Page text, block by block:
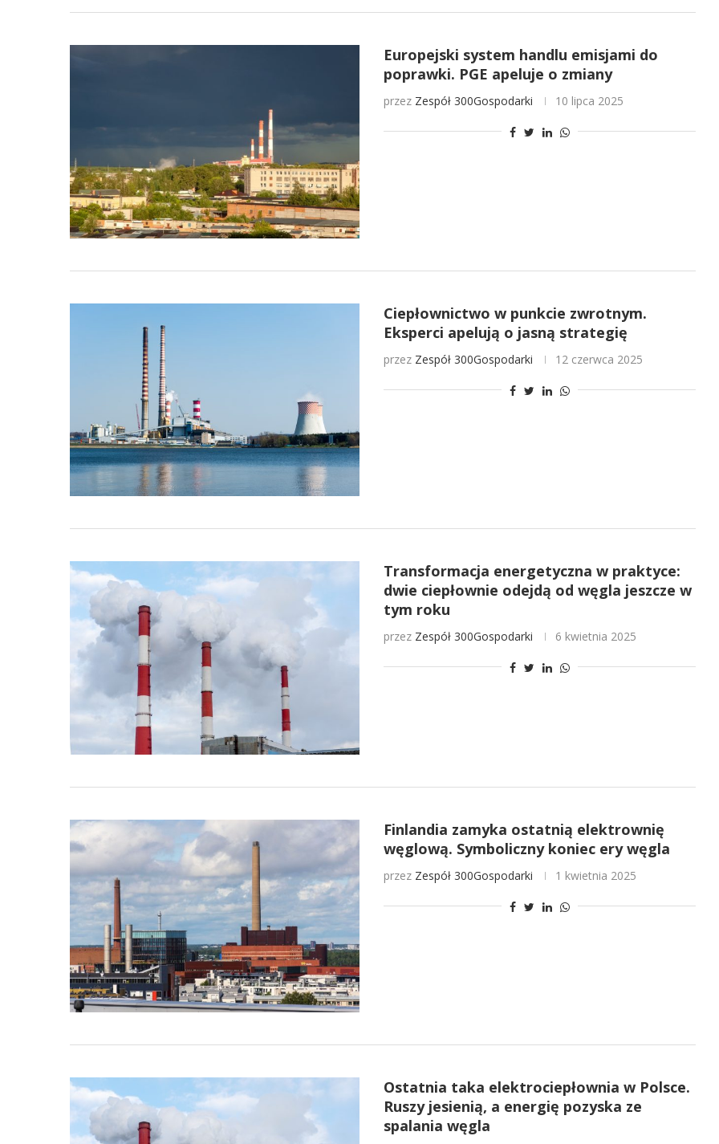
Europejski system handlu emisjami do
poprawki. PGE apeluje o zmiany
przez Zespół 300Gospodarki 10 lipca 2025
Ciepłownictwo w punkcie zwrotnym.
Eksperci apelują o jasną strategię
przez Zespół 300Gospodarki 12 czerwca 2025
Transformacja energetyczna w praktyce:
dwie ciepłownie odejdą od węgla jeszcze w
tym roku
przez Zespół 300Gospodarki 6 kwietnia 2025
Finlandia zamyka ostatnią elektrownię
węglową. Symboliczny koniec ery węgla
przez Zespół 300Gospodarki 1 kwietnia 2025
Ostatnia taka elektrociepłownia w Polsce.
Ruszy jesienią, a energię pozyska ze
spalania węgla